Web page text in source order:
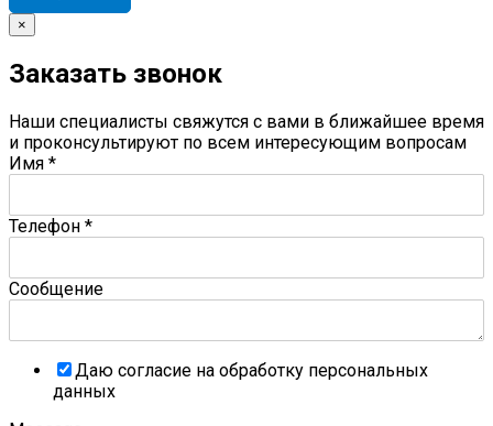
×
Заказать звонок
Наши специалисты свяжутся с вами в ближайшее время
и проконсультируют по всем интересующим вопросам
Имя *
Телефон *
Сообщение
Даю согласие на обработку персональных
данных